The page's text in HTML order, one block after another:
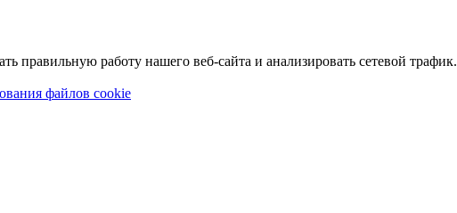
правильную работу нашего веб-сайта и анализировать сетевой трафик.
файлов cookie